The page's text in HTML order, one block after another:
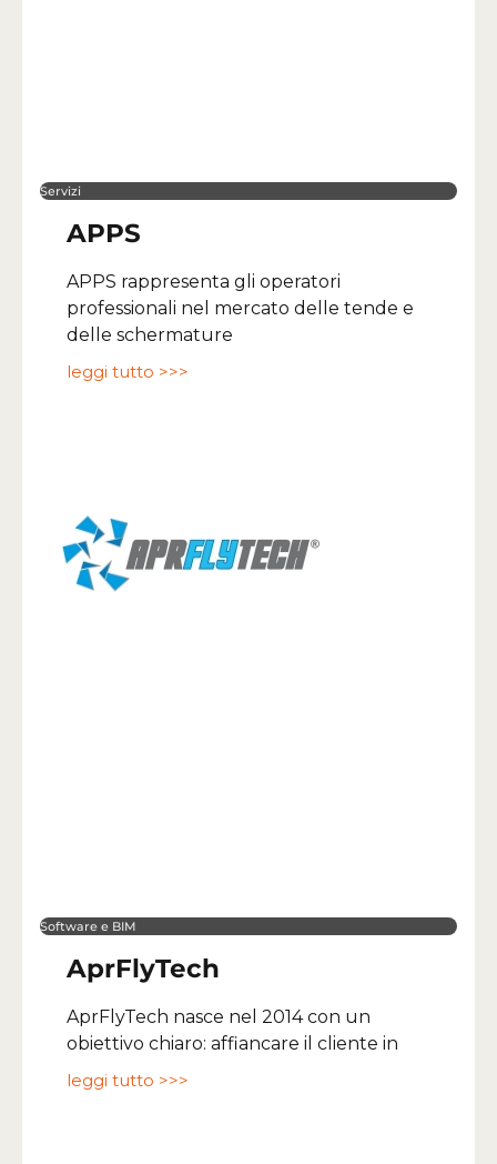
Servizi
APPS
APPS rappresenta gli operatori
professionali nel mercato delle tende e
delle schermature
leggi tutto >>>
Software e BIM
AprFlyTech
AprFlyTech nasce nel 2014 con un
obiettivo chiaro: affiancare il cliente in
leggi tutto >>>